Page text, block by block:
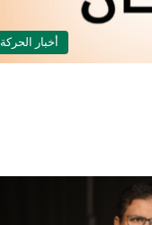
أخبار الحركة